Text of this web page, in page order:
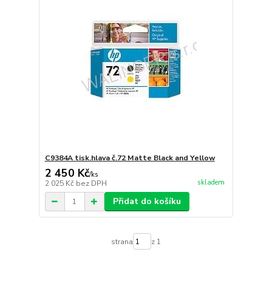
C9384A tisk.hlava č.72 Matte Black and Yellow
2 450 Kč/ks
2 025 Kč bez DPH skladem
Přidat do košíku
strana z 1